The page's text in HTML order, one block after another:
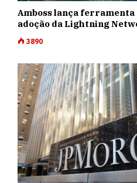
Amboss lança
adoção da Lightning
3890